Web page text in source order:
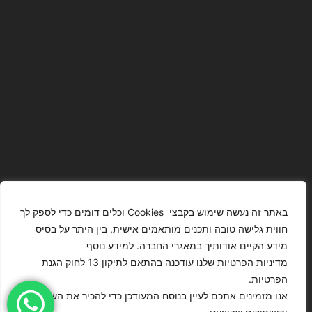
באתר זה נעשה שימוש בקבצי Cookies וכלים דומים כדי לספק לך
חווית גלישה טובה ותכנים מותאמים אישית, בין היתר על בסיס
מידע הקיים אודותיך במאגרי החברה. למידע נוסף
מדיניות הפרטיות שלנו עודכנה בהתאם לתיקון 13 לחוק הגנת
הפרטיות.
אנו מזמינים אתכם לעיין בנוסח המעודכן כדי להכיר את השינויים
Presented On
This Website
Have Been
MODELS
הזכויות שמורות
הפרטיות
הצהרת נגישות